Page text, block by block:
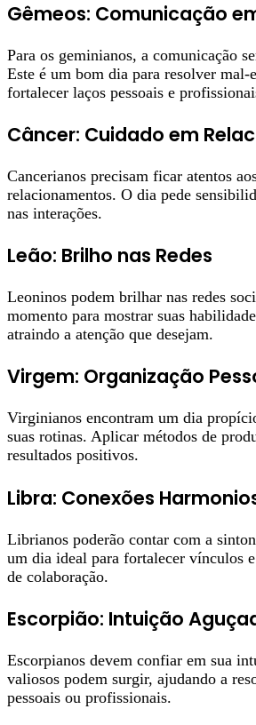
Gêmeos: Comunicação
Para os geminianos, a comunicação
Este é um bom dia para resolver mal-
fortalecer laços pessoais e
Câncer: Cuidado em
Cancerianos precisam ficar atentos
relacionamentos. O dia pede
nas interações.
Leão: Brilho nas Redes
Leoninos podem brilhar nas redes
momento para mostrar suas
atraindo a atenção que desejam.
Virgem: Organização
Virginianos encontram um dia
suas rotinas. Aplicar métodos de
resultados positivos.
Libra: Conexões
Librianos poderão contar com a
um dia ideal para fortalecer vínculos
de colaboração.
Escorpião: Intuição
Escorpianos devem confiar em sua
valiosos podem surgir, ajudando a
pessoais ou profissionais.